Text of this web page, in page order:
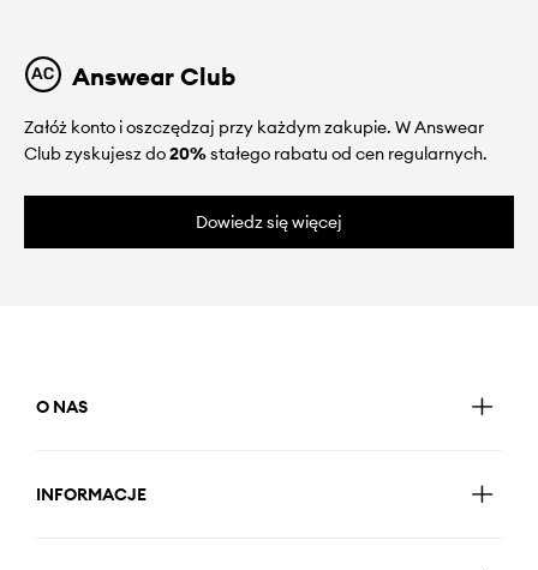
Answear Club
Załóż konto i oszczędzaj przy każdym zakupie. W Answear
Club zyskujesz do20%stałego rabatu od cen regularnych.
Dowiedz się więcej
O NAS
INFORMACJE